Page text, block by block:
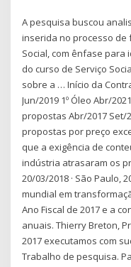
A pesquisa buscou
inserida no processo de
Social, com ênfase
do curso de Serviço
sobre a … Início da
Jun/2019 1º Óleo Abr/
propostas Abr/2017 Set/
propostas por preço
que a exigência de
indústria atrasaram os
20/03/2018 · São Paulo,
mundial em
Ano Fiscal de 2017 e a
anuais. Thierry Breton,
2017 executamos com
Trabalho de pesquisa.